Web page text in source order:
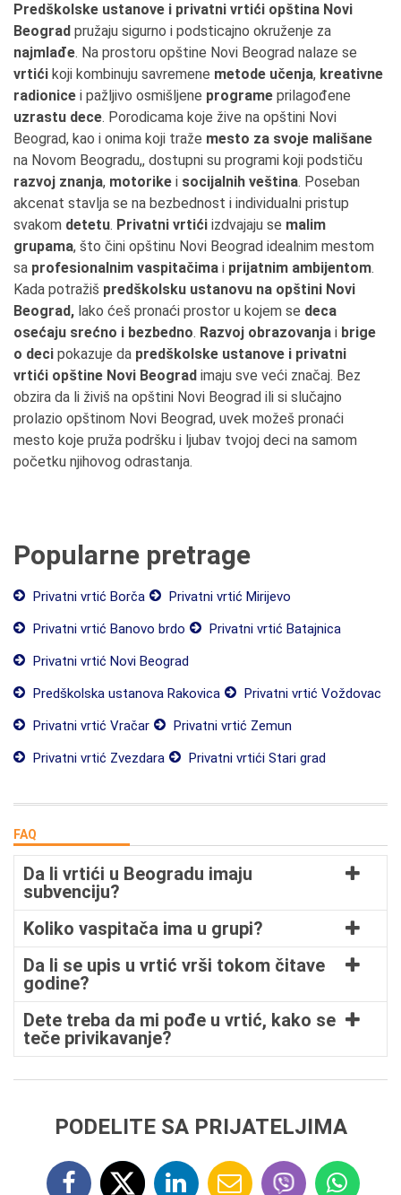
Predškolske ustanove i privatni vrtići opština Novi
Beograd pružaju sigurno i podsticajno okruženje za
najmlađe. Na prostoru opštine Novi Beograd nalaze se
vrtići koji kombinuju savremene metode učenja, kreativne
radionice i pažljivo osmišljene programe prilagođene
uzrastu dece. Porodicama koje žive na opštini Novi
Beograd, kao i onima koji traže mesto za svoje mališane
na Novom Beogradu,, dostupni su programi koji podstiču
razvoj znanja, motorike i socijalnih veština. Poseban
akcenat stavlja se na bezbednost i individualni pristup
svakom detetu. Privatni vrtići izdvajaju se malim
grupama, što čini opštinu Novi Beograd idealnim mestom
sa profesionalnim vaspitačima i prijatnim ambijentom.
Kada potražiš predškolsku ustanovu na opštini Novi
Beograd, lako ćeš pronaći prostor u kojem se deca
osećaju srećno i bezbedno. Razvoj obrazovanja i brige
o deci pokazuje da predškolske ustanove i privatni
vrtići opštine Novi Beograd imaju sve veći značaj. Bez
obzira da li živiš na opštini Novi Beograd ili si slučajno
prolazio opštinom Novi Beograd, uvek možeš pronaći
mesto koje pruža podršku i ljubav tvojoj deci na samom
početku njihovog odrastanja.
Popularne pretrage
Privatni vrtić Borča
Privatni vrtić Mirijevo
Privatni vrtić Banovo brdo
Privatni vrtić Batajnica
Privatni vrtić Novi Beograd
Predškolska ustanova Rakovica
Privatni vrtić Voždovac
Privatni vrtić Vračar
Privatni vrtić Zemun
Privatni vrtić Zvezdara
Privatni vrtići Stari grad
FAQ
Da li vrtići u Beogradu imaju
subvenciju?
Koliko vaspitača ima u grupi?
Da li se upis u vrtić vrši tokom čitave
godine?
Dete treba da mi pođe u vrtić, kako se
teče privikavanje?
PODELITE SA PRIJATELJIMA